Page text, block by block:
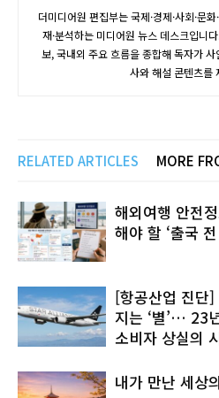
더미디어원 편집부는 국제·경제·사회·문
재·분석하는 미디어원 뉴스 데스크입니
보, 국내외 주요 흐름을 종합해 독자가
사와 해설 콘텐츠를
RELATED ARTICLES MORE
해외여행 안전
해야 할 ‘출국
[항공산업 진단
지는 ‘별’… 23
소비자 상실의
내가 만난 세상